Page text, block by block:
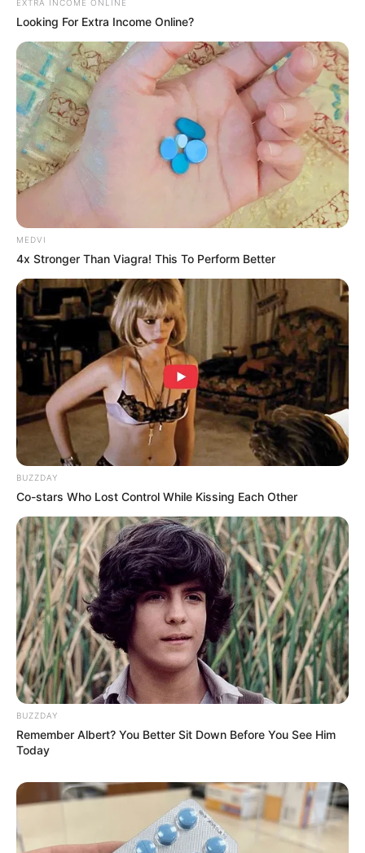
These '90s Couples Will Always Hold A Special
Place In Our Hearts
BRAINBERRIES
Why this ordinary drink is the secret to feeling
your best every day
CTA FAVORITE
Why this ordinary drink is the secret to feeling
your best every day
CTA FAVORITE
The Bodyguard's Hidden Bloopers Revealed
BRAINBERRIES
EXTRA INCOME ONLINE
Looking For Extra Income Online?
MEDVI
4x Stronger Than Viagra! This To Perform Better
BUZZDAY
Co-stars Who Lost Control While Kissing Each Other
BUZZDAY
Remember Albert? You Better Sit Down Before You See Him
Today